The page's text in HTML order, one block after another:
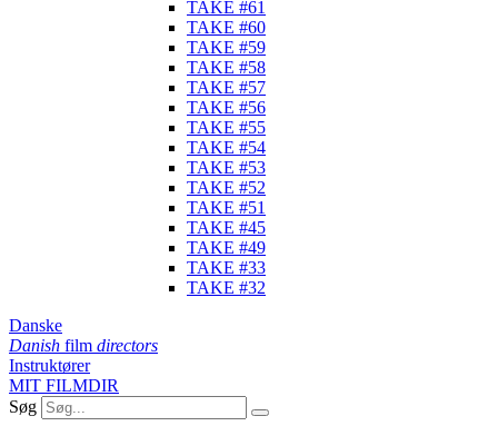
TAKE #61
TAKE #60
TAKE #59
TAKE #58
TAKE #57
TAKE #56
TAKE #55
TAKE #54
TAKE #53
TAKE #52
TAKE #51
TAKE #45
TAKE #49
TAKE #33
TAKE #32
Danske
Danish film directors
Instruktører
MIT FILMDIR
Søg